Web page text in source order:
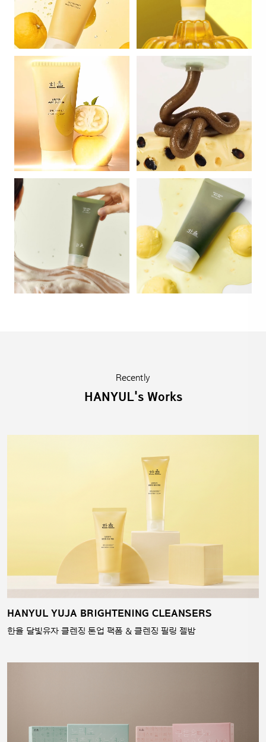
Recently
HANYUL's Works
HANYUL YUJA BRIGHTENING CLEANSERS
한율 달빛유자 클렌징 톤업 팩폼 & 클렌징 필링 젤밤